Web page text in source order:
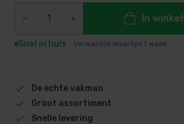
In
Snel in huis Verwachte levertijd 1 week
De echte vakman
Groot assortiment
Snelle levering